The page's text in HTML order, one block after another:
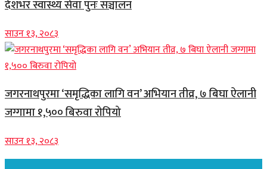
देशभर स्वास्थ्य सेवा पुनः सञ्चालन
साउन १३, २०८३
जगरनाथपुरमा ‘समृद्धिका लागि वन’ अभियान तीव्र, ७ बिघा ऐलानी
जग्गामा १,५०० बिरुवा रोपियो
साउन १३, २०८३